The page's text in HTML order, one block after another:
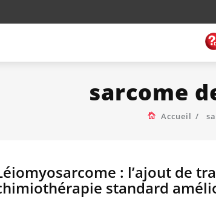
sarcome
Accueil
: l’ajout de
standard